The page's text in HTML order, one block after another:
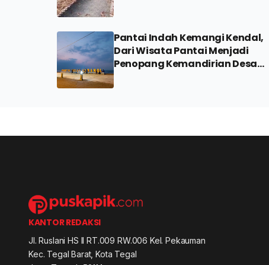
Pantai Indah Kemangi Kendal,
Dari Wisata Pantai Menjadi
Penopang Kemandirian Desa
KANTOR REDAKSI
Jl. Ruslani HS II RT.009 RW.006 Kel. Pekauman
Kec. Tegal Barat, Kota Tegal